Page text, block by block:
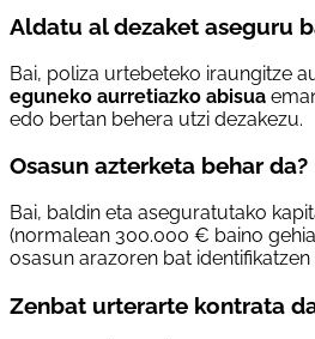
Aldatu al dezaket aseguru
Bai, poliza urtebeteko iraungitze
eguneko aurretiazko abisua
edo bertan behera utzi dezakezu.
Osasun azterketa behar da?
Bai, baldin eta aseguratutako
(normalean 300.000 € baino
osasun arazoren bat identifikatzen
Zenbat urterarte kontrata